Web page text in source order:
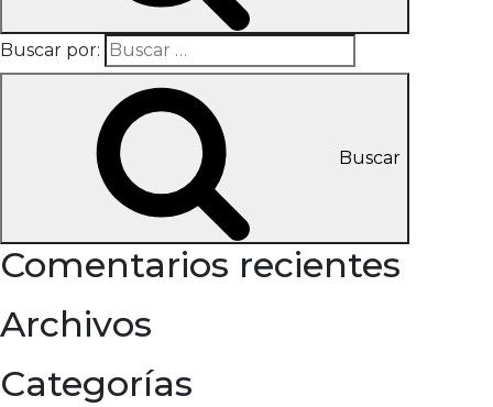
Buscar por:
Buscar
Comentarios recientes
Archivos
Categorías